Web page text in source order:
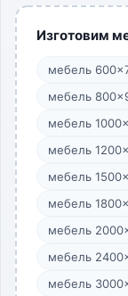
Изготовим
мебель
мебель
мебель
мебель
мебель
мебель
мебель
мебель
мебель